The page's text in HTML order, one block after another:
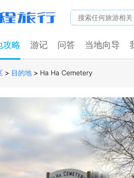
攻略 游记 问答 当地向导
> 目的地 > Ha Ha Cemetery